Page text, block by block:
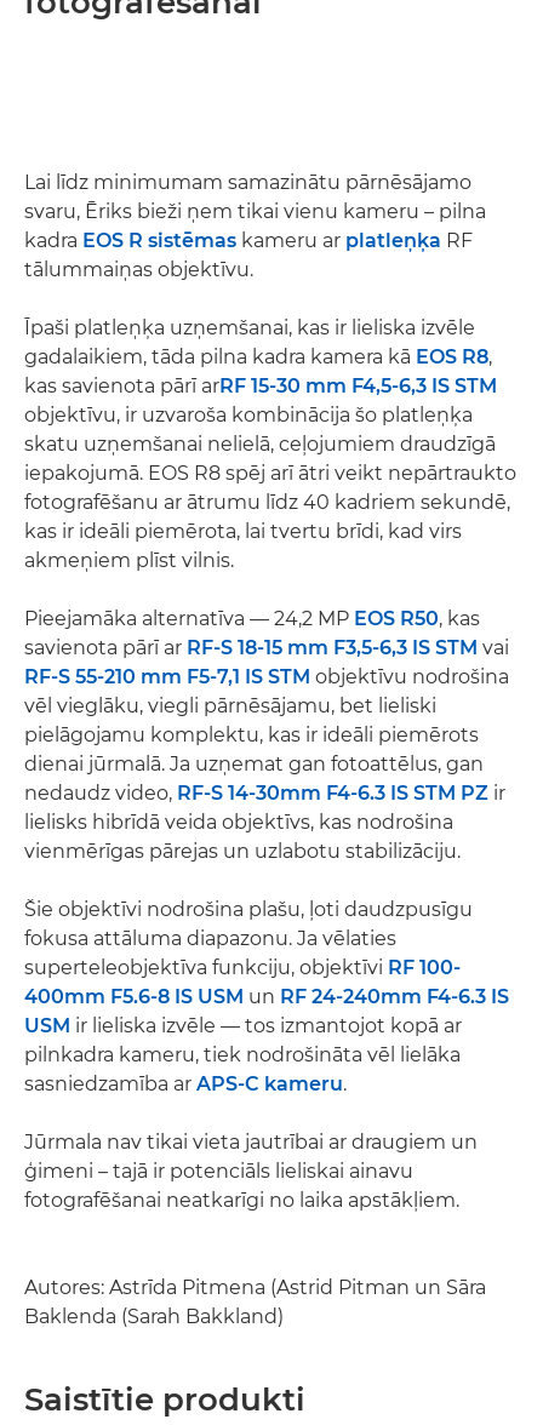
Lai līdz minimumam samazinātu pārnēsājamo
svaru, Ēriks bieži ņem tikai vienu kameru – pilna
kadra EOS R sistēmas kameru ar platleņķa RF
tālummaiņas objektīvu.
Īpaši platleņķa uzņemšanai, kas ir lieliska izvēle
gadalaikiem, tāda pilna kadra kamera kā EOS R8,
kas savienota pārī arRF 15-30 mm F4,5-6,3 IS STM
objektīvu, ir uzvaroša kombinācija šo platleņķa
skatu uzņemšanai nelielā, ceļojumiem draudzīgā
iepakojumā. EOS R8 spēj arī ātri veikt nepārtraukto
fotografēšanu ar ātrumu līdz 40 kadriem sekundē,
kas ir ideāli piemērota, lai tvertu brīdi, kad virs
akmeņiem plīst vilnis.
Pieejamāka alternatīva — 24,2 MP EOS R50, kas
savienota pārī ar RF-S 18-15 mm F3,5-6,3 IS STM vai
RF-S 55-210 mm F5-7,1 IS STM objektīvu nodrošina
vēl vieglāku, viegli pārnēsājamu, bet lieliski
pielāgojamu komplektu, kas ir ideāli piemērots
dienai jūrmalā. Ja uzņemat gan fotoattēlus, gan
nedaudz video, RF-S 14-30mm F4-6.3 IS STM PZ ir
lielisks hibrīdā veida objektīvs, kas nodrošina
vienmērīgas pārejas un uzlabotu stabilizāciju.
Šie objektīvi nodrošina plašu, ļoti daudzpusīgu
fokusa attāluma diapazonu. Ja vēlaties
superteleobjektīva funkciju, objektīvi RF 100-
400mm F5.6-8 IS USM un RF 24-240mm F4-6.3 IS
USM ir lieliska izvēle — tos izmantojot kopā ar
pilnkadra kameru, tiek nodrošināta vēl lielāka
sasniedzamība ar APS-C kameru.
Jūrmala nav tikai vieta jautrībai ar draugiem un
ģimeni – tajā ir potenciāls lieliskai ainavu
fotografēšanai neatkarīgi no laika apstākļiem.
Autores: Astrīda Pitmena (Astrid Pitman un Sāra
Baklenda (Sarah Bakkland)
Saistītie produkti